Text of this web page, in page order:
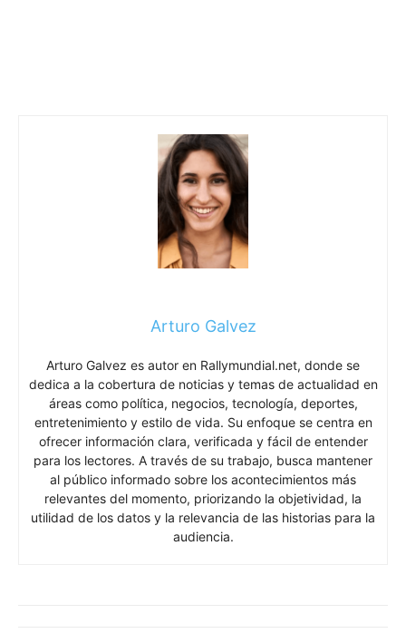
Arturo Galvez
Arturo Galvez es autor en Rallymundial.net, donde se
dedica a la cobertura de noticias y temas de actualidad en
áreas como política, negocios, tecnología, deportes,
entretenimiento y estilo de vida. Su enfoque se centra en
ofrecer información clara, verificada y fácil de entender
para los lectores. A través de su trabajo, busca mantener
al público informado sobre los acontecimientos más
relevantes del momento, priorizando la objetividad, la
utilidad de los datos y la relevancia de las historias para la
audiencia.